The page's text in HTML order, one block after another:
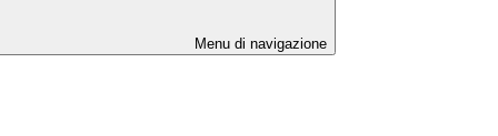
Menu di navigazione